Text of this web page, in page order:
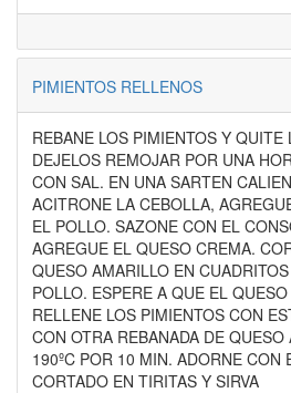
PIMIENTOS RELLENOS
REBANE LOS PIMIENTOS Y QUITE
DEJELOS REMOJAR POR UNA
CON SAL. EN UNA SARTEN
ACITRONE LA CEBOLLA,
EL POLLO. SAZONE CON EL
AGREGUE EL QUESO CREMA.
QUESO AMARILLO EN
POLLO. ESPERE A QUE EL
RELLENE LOS PIMIENTOS CON
CON OTRA REBANADA DE
190ºC POR 10 MIN. ADORNE CON
CORTADO EN TIRITAS Y SIRVA